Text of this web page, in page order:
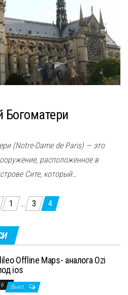
Богоматери
(Notre-Dame de Paris) — это
расположенное в
Сите, который…
1 … 3 4
Offline Maps- аналога Ozi
ios
Выкл.